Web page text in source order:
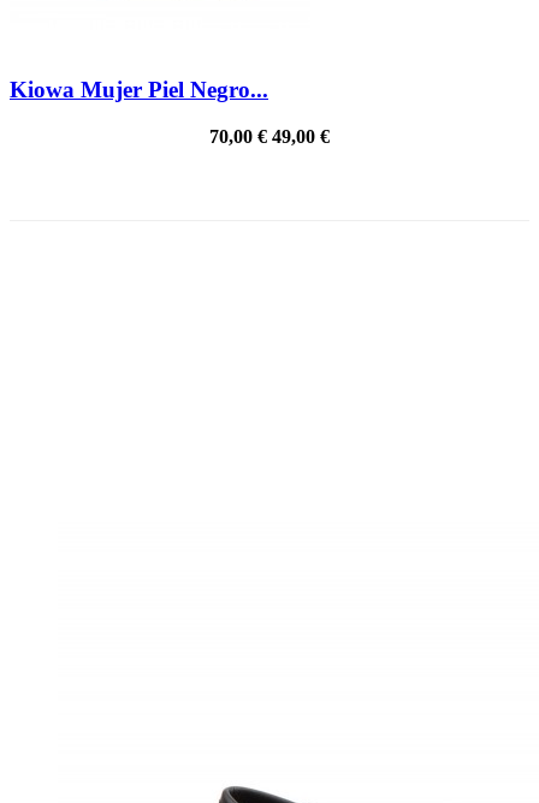
Kiowa Mujer Piel Negro...
70,00 € 49,00 €